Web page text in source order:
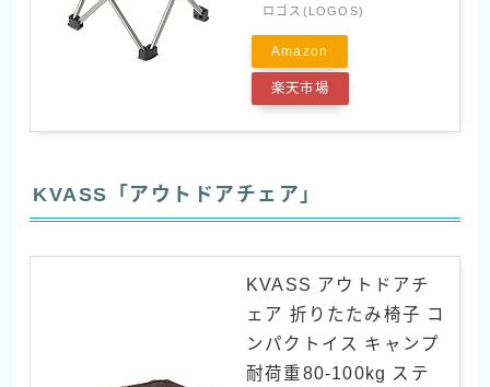
ロゴス(LOGOS)
Amazon
楽天市場
KVASS「アウトドアチェア」
KVASS アウトドアチ
ェア 折りたたみ椅子 コ
ンパクトイス キャンプ
耐荷重80-100kg ステ